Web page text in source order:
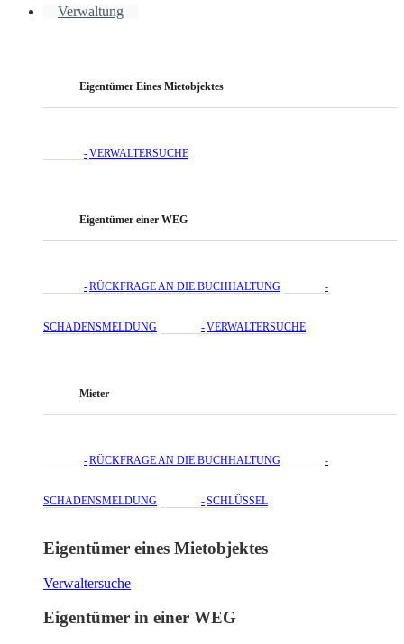
Verwaltung
Eigentümer Eines Mietobjektes
VERWALTERSUCHE
Eigentümer einer WEG
RÜCKFRAGE AN DIE BUCHHALTUNG
SCHADENSMELDUNG VERWALTERSUCHE
Mieter
RÜCKFRAGE AN DIE BUCHHALTUNG
SCHADENSMELDUNG SCHLÜSSEL
Eigentümer eines Mietobjektes
Verwaltersuche
Eigentümer in einer WEG